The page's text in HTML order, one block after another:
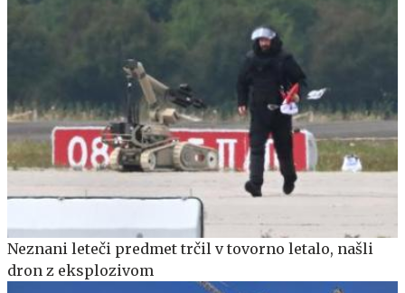
Neznani leteči predmet trčil v tovorno letalo, našli
dron z eksplozivom